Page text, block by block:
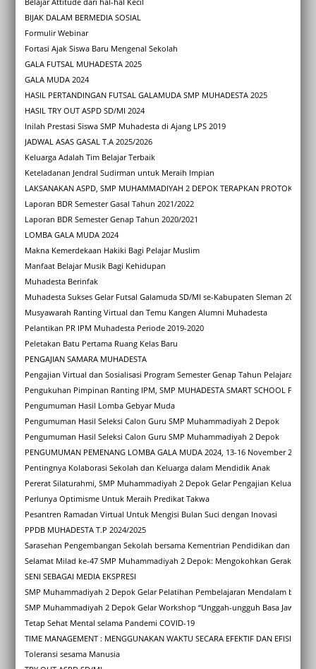
BIJAK DALAM BERMEDIA SOSIAL
Formulir Webinar
Fortasi Ajak Siswa Baru Mengenal Sekolah
GALA FUTSAL MUHADESTA 2025
GALA MUDA 2024
HASIL PERTANDINGAN FUTSAL GALAMUDA SMP MUHADESTA 2025
HASIL TRY OUT ASPD SD/MI 2024
Inilah Prestasi Siswa SMP Muhadesta di Ajang LPS 2019
JADWAL ASAS GASAL T.A 2025/2026
Keluarga Adalah Tim Belajar Terbaik
Keteladanan Jendral Sudirman untuk Meraih Impian
LAKSANAKAN ASPD, SMP MUHAMMADIYAH 2 DEPOK TERAPKAN PROTOKOL
Laporan BDR Semester Gasal Tahun 2021/2022
Laporan BDR Semester Genap Tahun 2020/2021
LOMBA GALA MUDA 2024
Makna Kemerdekaan Hakiki Bagi Pelajar Muslim
Manfaat Belajar Musik Bagi Kehidupan
Muhadesta Berinfak
Muhadesta Sukses Gelar Futsal Galamuda SD/MI se-Kabupaten Sleman 2025
Musyawarah Ranting Virtual dan Temu Kangen Alumni Muhadesta
Pelantikan PR IPM Muhadesta Periode 2019-2020
Peletakan Batu Pertama Ruang Kelas Baru
PENGAJIAN SAMARA MUHADESTA
Pengajian Virtual dan Sosialisasi Program Semester Genap Tahun Pelajaran
Pengukuhan Pimpinan Ranting IPM, SMP MUHADESTA SMART SCHOOL
Pengumuman Hasil Lomba Gebyar Muda
Pengumuman Hasil Seleksi Calon Guru SMP Muhammadiyah 2 Depok
Pengumuman Hasil Seleksi Calon Guru SMP Muhammadiyah 2 Depok
PENGUMUMAN PEMENANG LOMBA GALA MUDA 2024, 13-16 November 2024
Pentingnya Kolaborasi Sekolah dan Keluarga dalam Mendidik Anak
Pererat Silaturahmi, SMP Muhammadiyah 2 Depok Gelar Pengajian Keluarga
Perlunya Optimisme Untuk Meraih Predikat Takwa
Pesantren Ramadan Virtual Untuk Mengisi Bulan Suci dengan Inovasi
PPDB MUHADESTA T.P 2024/2025
Sarasehan Pengembangan Sekolah bersama Kementrian Pendidikan dan
Selamat Milad ke-47 SMP Muhammadiyah 2 Depok: Mengokohkan Gerakan,
SENI SEBAGAI MEDIA EKSPRESI
SMP Muhammadiyah 2 Depok Gelar Pelatihan Pembelajaran Mendalam bagi
SMP Muhammadiyah 2 Depok Gelar Workshop “Unggah-ungguh Basa Jawi”
Tetap Sehat Mental selama Pandemi COVID-19
TIME MANAGEMENT : MENGGUNAKAN WAKTU SECARA EFEKTIF DAN EFISIEN
Toleransi sesama Manusia